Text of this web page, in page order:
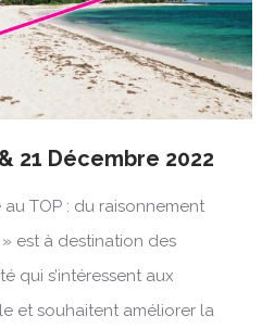
21 Décembre 2022
TOP : du raisonnement
est à destination des
qui s’intéressent aux
et souhaitent améliorer la